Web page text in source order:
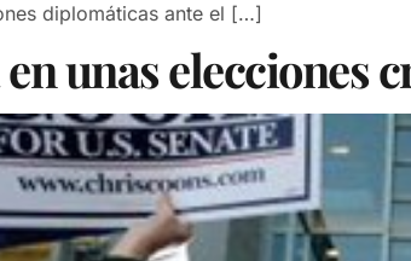
diplomáticas ante el […]
en unas elecciones